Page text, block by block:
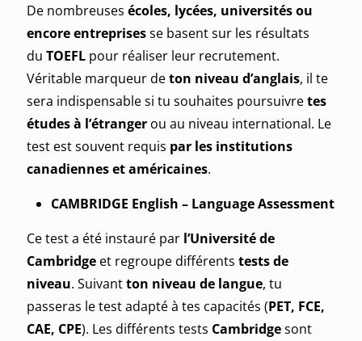
De nombreuses écoles, lycées, universités ou
encore entreprisesse basent sur les résultats
du TOEFL pour réaliser leur recrutement.
Véritable marqueur deton niveau d’anglais, il te
sera indispensable si tu souhaites poursuivretes
études à l’étranger ou au niveau international. Le
test est souvent requis par les institutions
canadiennes et américaines.
CAMBRIDGE English – Language Assessment
Ce test a été instauré par l’Université de
Cambridge et regroupe différents tests de
niveau. Suivantton niveau de langue, tu
passeras le test adapté à tes capacités (PET, FCE,
CAE, CPE). Les différents tests Cambridgesont